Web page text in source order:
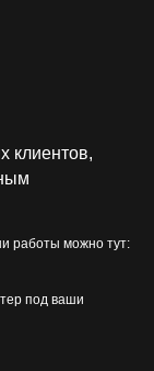
клиентов,
работы можно тут:
под ваши